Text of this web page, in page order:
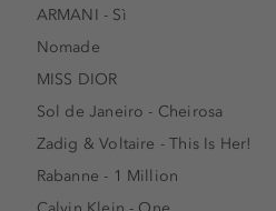
ARMANI - Sì
Nomade
MISS DIOR
Sol de Janeiro - Cheirosa
Zadig & Voltaire - This Is Her!
Rabanne - 1 Million